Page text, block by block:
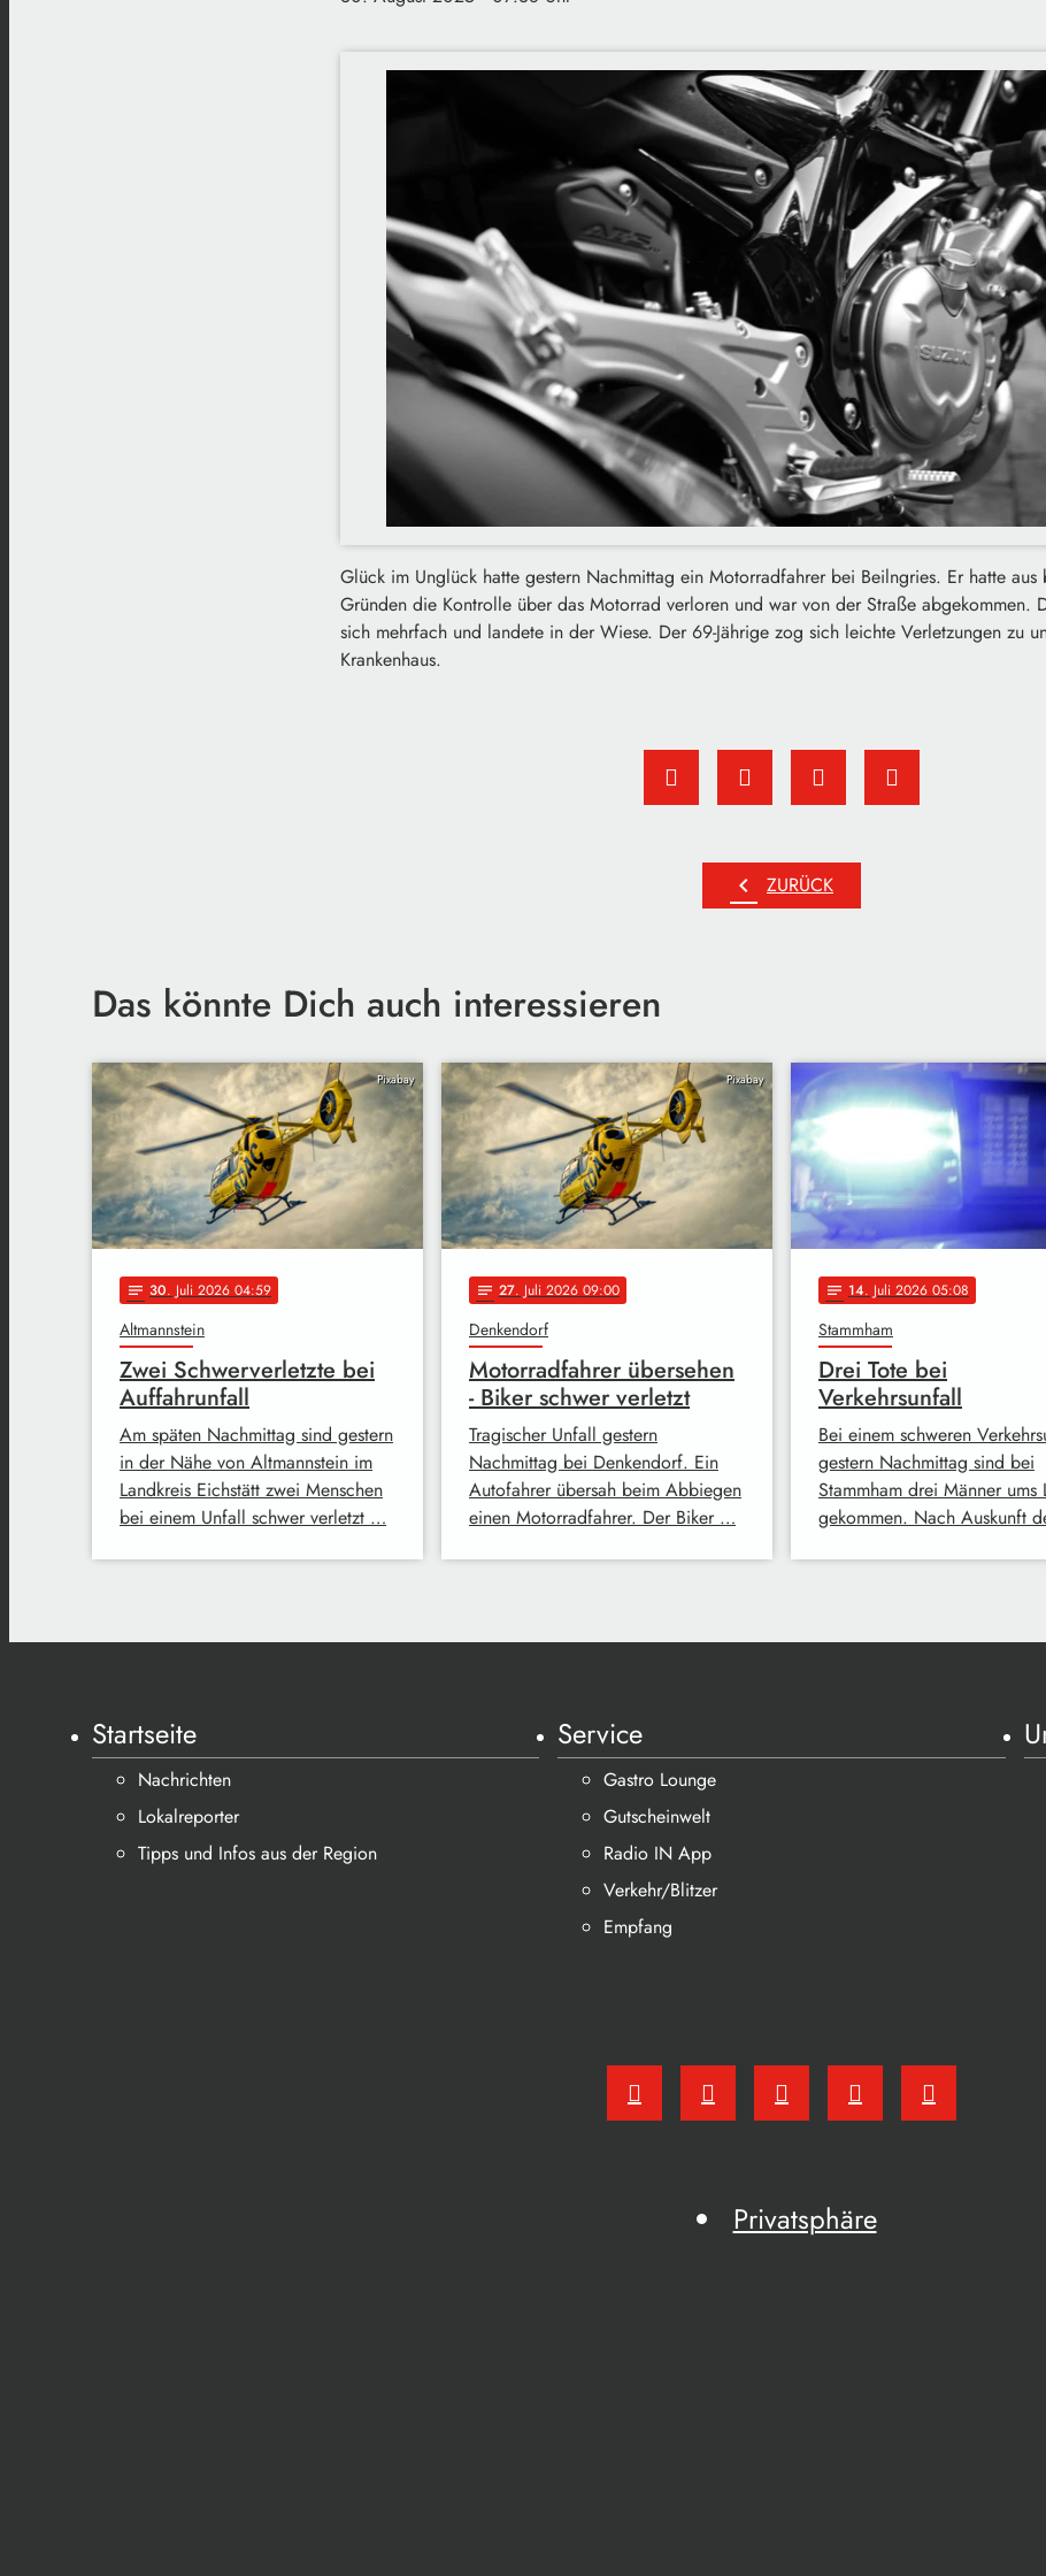
Glück im Unglück hatte gestern Nachmittag ein Motorradfahrer bei Beilngries. Er hatte aus
Gründen die Kontrolle über das Motorrad verloren und war von der Straße abgekommen.
sich mehrfach und landete in der Wiese. Der 69-Jährige zog sich leichte Verletzungen zu
Krankenhaus.
chevron_left ZURÜCK
Das könnte Dich auch interessieren
Pixabay
notes 30. Juli 2026 04:59
Altmannstein
Zwei Schwerverletzte bei
Auffahrunfall
Am späten Nachmittag sind gestern
in der Nähe von Altmannstein im
Landkreis Eichstätt zwei Menschen
bei einem Unfall schwer verletzt …
Pixabay
notes 27. Juli 2026 09:00
Denkendorf
Motorradfahrer übersehen
- Biker schwer verletzt
Tragischer Unfall gestern
Nachmittag bei Denkendorf. Ein
Autofahrer übersah beim Abbiegen
einen Motorradfahrer. Der Biker …
notes 14. Juli 2026 05:08
Stammham
Drei Tote bei
Verkehrsunfall
Bei einem schweren
gestern Nachmittag sind bei
Stammham drei Männer ums
gekommen. Nach Auskunft
Startseite
Nachrichten
Lokalreporter
Tipps und Infos aus der Region
Service
Gastro Lounge
Gutscheinwelt
Radio IN App
Verkehr/Blitzer
Empfang
Privatsphäre